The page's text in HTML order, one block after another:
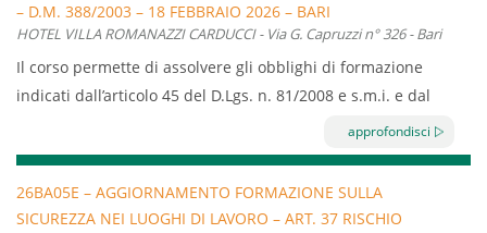
indicati dall’articolo 37 del D.Lgs. n. 81/2008 e s.m.i. a carico
di tutto il personale dipendente di imprese classificate a
rischio basso dall’Accordo Stato Regioni 21 dicembre 2011
– D.M. 388/2003 – 18 FEBBRAIO 2026 – BARI
HOTEL VILLA ROMANAZZI CARDUCCI - Via G. Capruzzi n° 326 - Bari
Il corso permette di assolvere gli obblighi di formazione
indicati dall’articolo 45 del D.Lgs. n. 81/2008 e s.m.i. e dal
decreto ministeriale n. 388/2003 a carico delle persone
designate al Primo Soccorso aziendale.
Durata: 4 ore
Validità: 3 anni
approfondisci
26BA05E – AGGIORNAMENTO FORMAZIONE SULLA
SICUREZZA NEI LUOGHI DI LAVORO – ART. 37 RISCHIO